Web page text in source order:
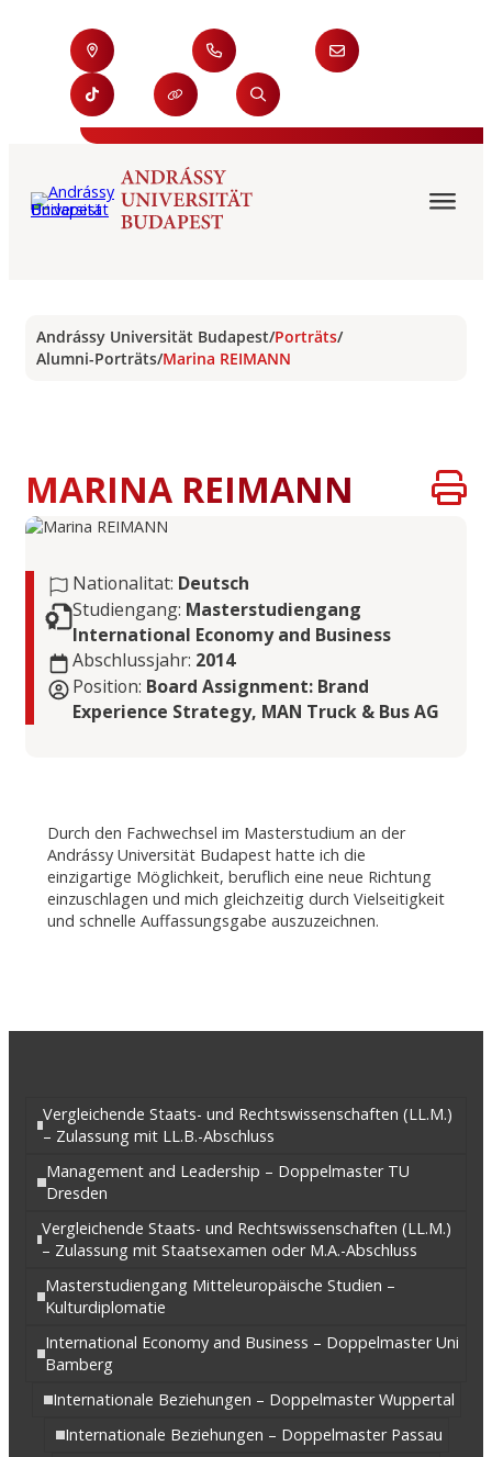
Andrássy Universität Budapest/Porträts/
Alumni-Porträts/Marina REIMANN
MARINA REIMANN
Nationalitat: Deutsch
Studiengang: Masterstudiengang
International Economy and Business
Abschlussjahr: 2014
Position: Board Assignment: Brand
Experience Strategy, MAN Truck & Bus AG
Durch den Fachwechsel im Masterstudium an der
Andrássy Universität Budapest hatte ich die
einzigartige Möglichkeit, beruflich eine neue Richtung
einzuschlagen und mich gleichzeitig durch Vielseitigkeit
und schnelle Auffassungsgabe auszuzeichnen.
Vergleichende Staats- und Rechtswissenschaften (LL.M.)
– Zulassung mit LL.B.-Abschluss
Management and Leadership – Doppelmaster TU
Dresden
Vergleichende Staats- und Rechtswissenschaften (LL.M.)
– Zulassung mit Staatsexamen oder M.A.-Abschluss
Masterstudiengang Mitteleuropäische Studien –
Kulturdiplomatie
International Economy and Business – Doppelmaster Uni
Bamberg
Internationale Beziehungen – Doppelmaster Wuppertal
Internationale Beziehungen – Doppelmaster Passau